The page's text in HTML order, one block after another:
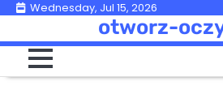
Skip
content
Wednesday, Jul 15, 2026
otworz-